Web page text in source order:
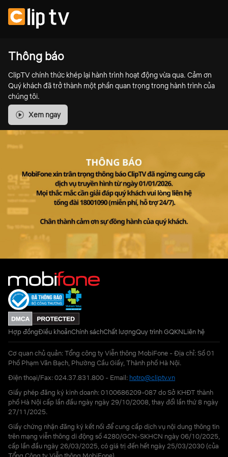
Thông báo
ClipTV chính thức khép lại hành trình hoạt động vừa qua. Cảm ơn
Quý khách đã trở thành một phần quan trọng trong hành trình của
chúng tôi.
Xem ngay
Hợp đồngĐiều khoảnChính sáchChất lượngQuy trình GQKNLiên hệ
Cơ quan chủ quản: Tổng công ty Viễn thông MobiFone - Địa chỉ: Số 01
Phố Phạm Văn Bạch, Phường Cầu Giấy, Thành phố Hà Nội.
Điện thoại/Fax: 024.37.831.800 - Email: hotro@cliptv.vn
Giấy phép đăng ký kinh doanh: 0100686209-087 do Sở KHĐT thành
phố Hà Nội cấp lần đầu ngày ngày 29/10/2008, thay đổi lần thứ 8 ngày
27/11/2025.
Giấy chứng nhận đăng ký kết nối để cung cấp dịch vụ nội dung thông tin
trên mạng viễn thông di động số 4280/GCN-SKHCN ngày 06/10/2025,
cấp lần đầu ngày 26/03/2025, có giá trị đến hết ngày 25/03/2030 (của